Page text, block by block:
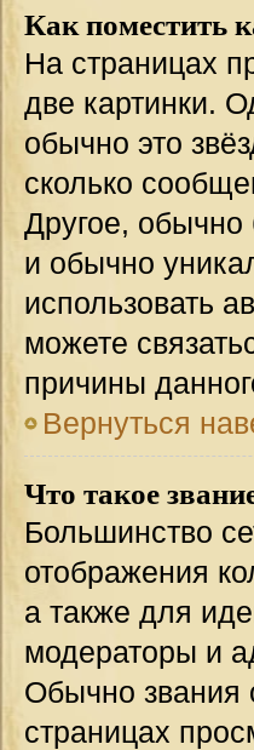
Как поместить
На страницах
две картинки.
обычно это
сколько
Другое, обычно
и обычно
использовать
можете
причины
Вернуться
Что такое
Большинство
отображения
а также для
модераторы и
Обычно звания
страницах